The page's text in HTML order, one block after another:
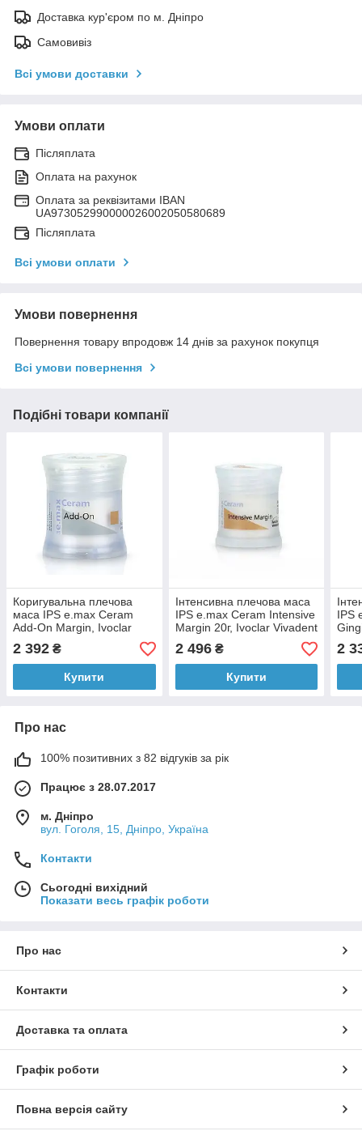
Доставка кур'єром по м. Дніпро
Самовивіз
Всі умови доставки
Умови оплати
Післяплата
Оплата на рахунок
Оплата за реквізитами IBAN
UA973052990000026002050580689
Післяплата
Всі умови оплати
Умови повернення
Повернення товару впродовж 14 днів за рахунок покупця
Всі умови повернення
Подібні товари компанії
Коригувальна плечова
маса IPS e.max Ceram
Add-On Margin, Ivoclar
Vivadent (Німеччина).
2 392 ₴
Купити
Інтенсивна плечова маса
IPS e.max Ceram Intensive
Margin 20г, Ivoclar Vivadent
(Німеччина).
2 496₴
Купити
IPS
2
Про нас
100% позитивних з 82 відгуків за рік
Працює з 28.07.2017
м. Дніпро
вул. Гоголя, 15, Дніпро, Україна
Контакти
Сьогодні вихідний
Показати весь графік роботи
Про нас
Контакти
Доставка та оплата
Графік роботи
Повна версія сайту